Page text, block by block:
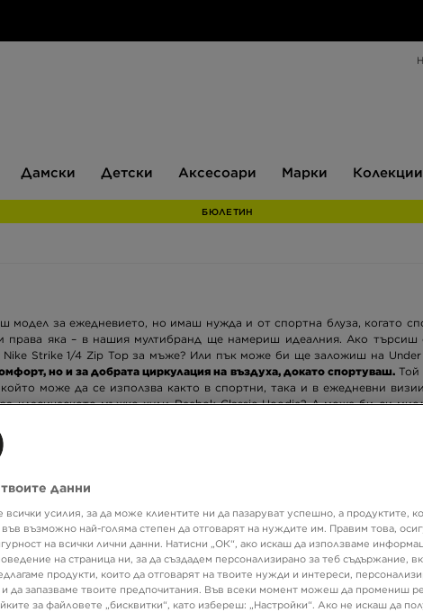
Дамски Детски Аксесоари Марки Колекции
БЮЛЕТИН
модел за ежедневието, но имаш нужда и от спортна блуза, когато
права яка – в нашия мултибранд ще намериш идеалния. Ако търсиш
Strike 1/4 Zip Top за мъже? Или пък може би ще заложиш на Under
но и за добрата циркулация на въздуха, докато спортуваш. Той
може да се използва както в спортни, така и в ежедневни
класическото мъжко худи Reebok Classic Hoodie? А може би си
Originals Adventure Polar Fleece Track Jacket.
данни
всички усилия, за да може клиентите ни да пазаруват успешно, а продуктите,
във възможно най-голяма степен да отговарят на нуждите им. Правим това,
на всички лични данни. Натисни „ОК“, ако искаш да използваме
на страница ни, за да създадем персонализирано за теб съдържание,
продукти, които да отговарят на твоите нужди и интереси,
и да запазваме твоите предпочитания. Във всеки момент можеш да промениш
за файловете „бисквитки“, като избереш: „Настройки“. Ако не искаш да